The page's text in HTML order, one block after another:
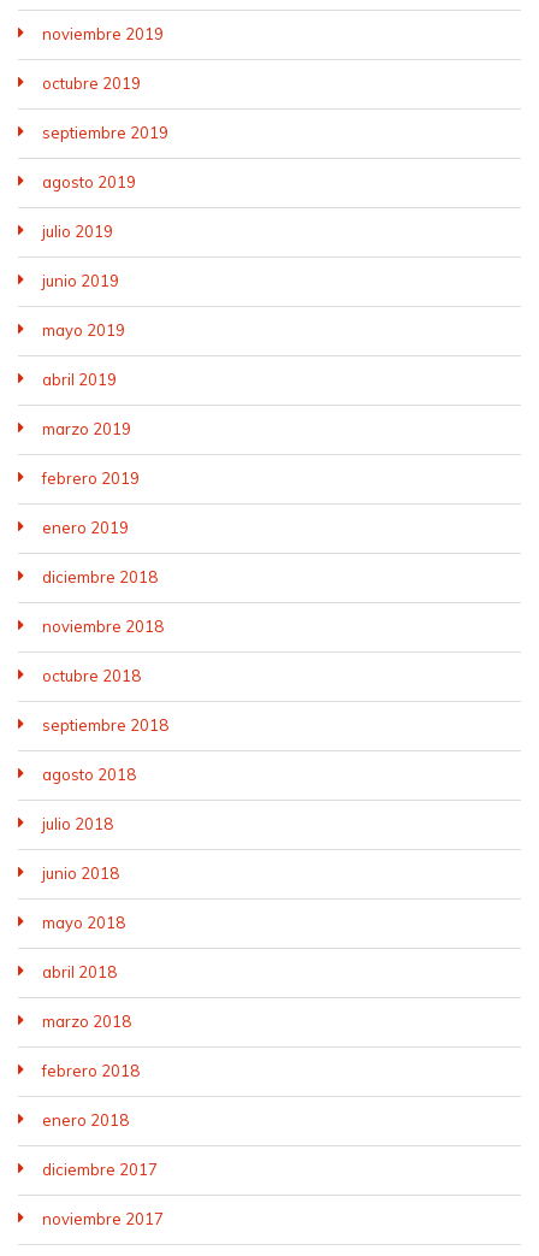
noviembre 2019
octubre 2019
septiembre 2019
agosto 2019
julio 2019
junio 2019
mayo 2019
abril 2019
marzo 2019
febrero 2019
enero 2019
diciembre 2018
noviembre 2018
octubre 2018
septiembre 2018
agosto 2018
julio 2018
junio 2018
mayo 2018
abril 2018
marzo 2018
febrero 2018
enero 2018
diciembre 2017
noviembre 2017